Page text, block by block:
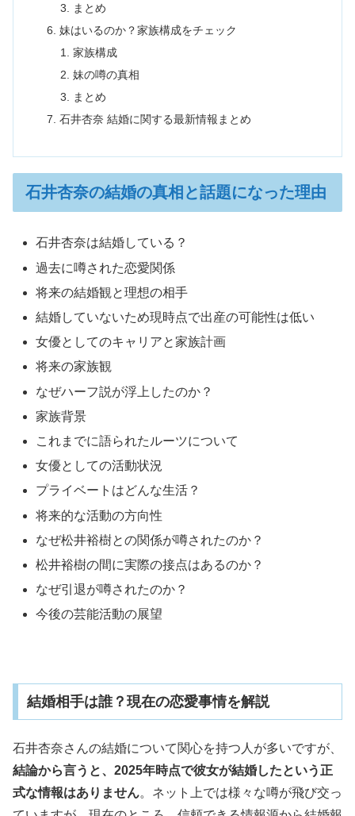
まとめ
妹はいるのか？家族構成をチェック
家族構成
妹の噂の真相
まとめ
石井杏奈 結婚に関する最新情報まとめ
石井杏奈の結婚の真相と話題になった理由
石井杏奈は結婚している？
過去に噂された恋愛関係
将来の結婚観と理想の相手
結婚していないため現時点で出産の可能性は低い
女優としてのキャリアと家族計画
将来の家族観
なぜハーフ説が浮上したのか？
家族背景
これまでに語られたルーツについて
女優としての活動状況
プライベートはどんな生活？
将来的な活動の方向性
なぜ松井裕樹との関係が噂されたのか？
松井裕樹の間に実際の接点はあるのか？
なぜ引退が噂されたのか？
今後の芸能活動の展望
結婚相手は誰？現在の恋愛事情を解説
石井杏奈さんの結婚について関心を持つ人が多いですが、
結論から言うと、2025年時点で彼女が結婚したという正
式な情報はありません。ネット上では様々な噂が飛び交っ